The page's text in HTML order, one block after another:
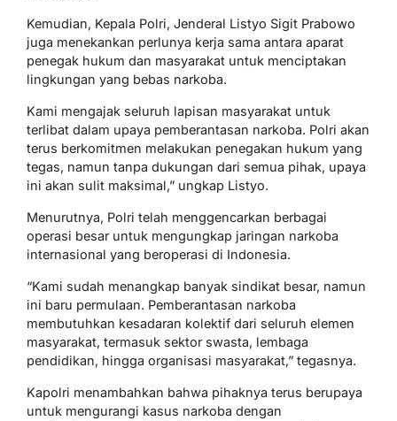
Kemudian, Kepala Polri, Jenderal Listyo Sigit Prabowo
juga menekankan perlunya kerja sama antara aparat
penegak hukum dan masyarakat untuk menciptakan
lingkungan yang bebas narkoba.
Kami mengajak seluruh lapisan masyarakat untuk
terlibat dalam upaya pemberantasan narkoba. Polri akan
terus berkomitmen melakukan penegakan hukum yang
tegas, namun tanpa dukungan dari semua pihak, upaya
ini akan sulit maksimal,” ungkap Listyo.
Menurutnya, Polri telah menggencarkan berbagai
operasi besar untuk mengungkap jaringan narkoba
internasional yang beroperasi di Indonesia.
“Kami sudah menangkap banyak sindikat besar, namun
ini baru permulaan. Pemberantasan narkoba
membutuhkan kesadaran kolektif dari seluruh elemen
masyarakat, termasuk sektor swasta, lembaga
pendidikan, hingga organisasi masyarakat,” tegasnya.
Kapolri menambahkan bahwa pihaknya terus berupaya
untuk mengurangi kasus narkoba dengan